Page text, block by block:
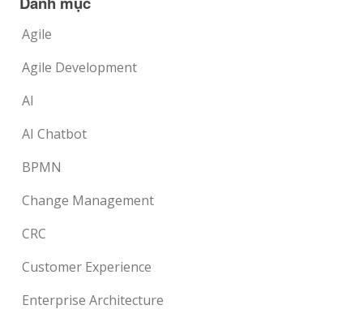
Agile
Agile Development
AI
AI Chatbot
BPMN
Change Management
CRC
Customer Experience
Enterprise Architecture